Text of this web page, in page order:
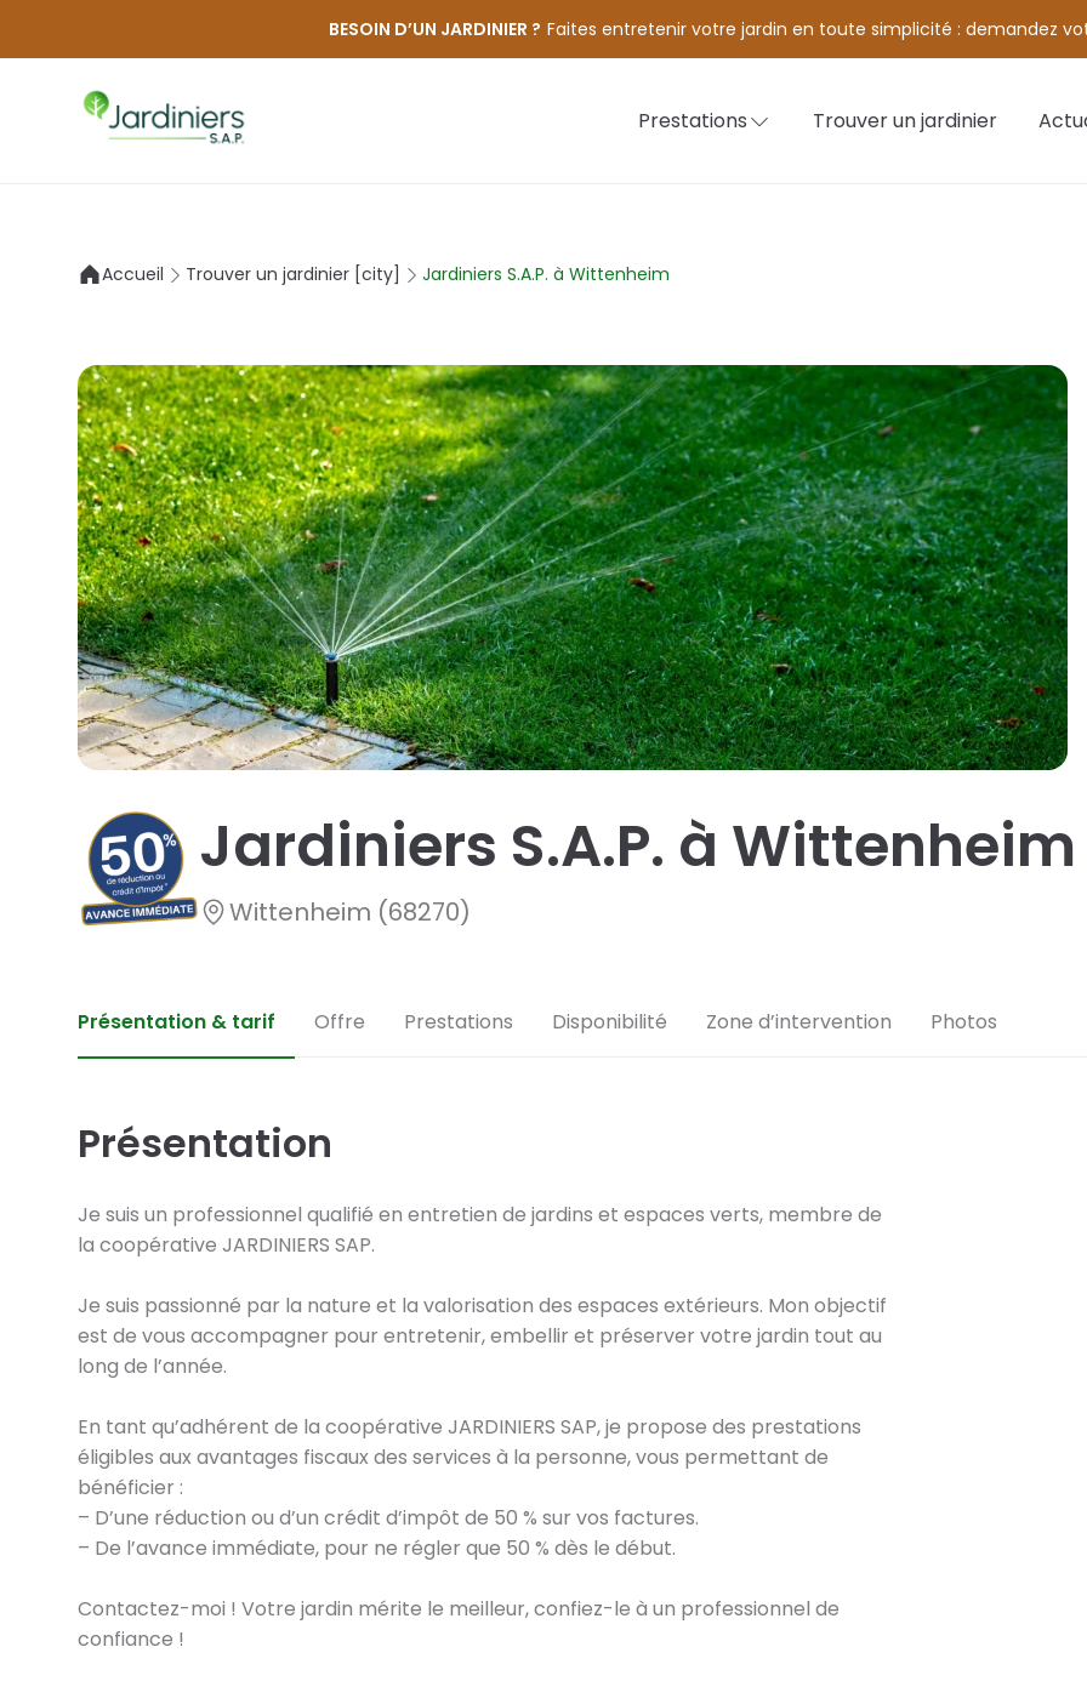
contenu
BESOIN D’UN JARDINIER ? Faites entretenir votre jardin en toute simplicité : demandez
Prestations
Taille de haie
Taille d’olivier
Aménagement et entretien paysager
Jardin aquatique
Jardinier paysagiste
Arrosage de jardin
Entretien de plantation
Désherbage
Engazonnement
Ramassage de feuilles
Rénovation de pelouse
Trouver un jardinier
Accueil Trouver un jardinier [city] Jardiniers S.A.P. à Wittenheim
Jardiniers S.A.P. à Wittenheim
Wittenheim (68270)
Présentation & tarif Offre Prestations Disponibilité Zone d’intervention Photos
Présentation
Je suis un professionnel qualifié en entretien de jardins et espaces verts, membre de
la coopérative JARDINIERS SAP.
Je suis passionné par la nature et la valorisation des espaces extérieurs. Mon objectif
est de vous accompagner pour entretenir, embellir et préserver votre jardin tout au
long de l’année.
En tant qu’adhérent de la coopérative JARDINIERS SAP, je propose des prestations
éligibles aux avantages fiscaux des services à la personne, vous permettant de
bénéficier :
– D’une réduction ou d’un crédit d’impôt de 50 % sur vos factures.
– De l’avance immédiate, pour ne régler que 50 % dès le début.
Contactez-moi ! Votre jardin mérite le meilleur, confiez-le à un professionnel de
confiance !